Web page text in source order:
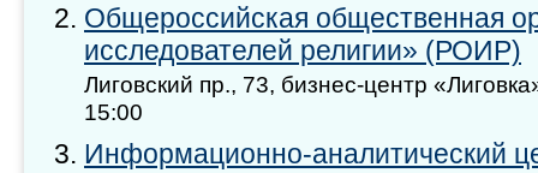
Общероссийская общественная
исследователей религии» (РОИР)
Лиговский пр., 73, бизнес-центр
15:00
Информационно-аналитический